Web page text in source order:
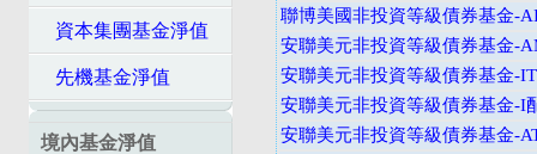
資本集團基金淨值
先機基金淨值
境內基金淨值
聯博美國非投資等級債券基金-
安聯美元非投資等級債券基金-
安聯美元非投資等級債券基金-
安聯美元非投資等級債券基金-I
安聯美元非投資等級債券基金-